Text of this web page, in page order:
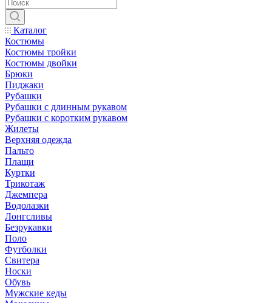
Каталог
Костюмы
Костюмы тройки
Костюмы двойки
Брюки
Пиджаки
Рубашки
Рубашки с длинным рукавом
Рубашки с коротким рукавом
Жилеты
Верхняя одежда
Пальто
Плащи
Куртки
Трикотаж
Джемпера
Водолазки
Лонгсливы
Безрукавки
Поло
Футболки
Свитера
Носки
Обувь
Мужские кеды